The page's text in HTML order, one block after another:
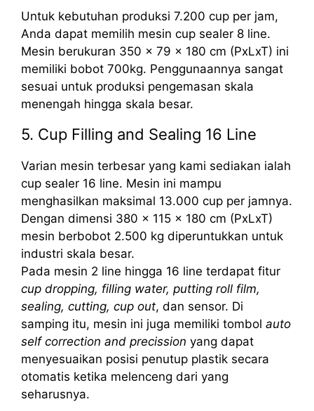
Untuk kebutuhan produksi 7.200 cup per jam,
Anda dapat memilih mesin cup sealer 8 line.
Mesin berukuran 350 x 79 x 180 cm (PxLxT) ini
memiliki bobot 700kg. Penggunaannya sangat
sesuai untuk produksi pengemasan skala
menengah hingga skala besar.
5. Cup Filling and Sealing 16 Line
Varian mesin terbesar yang kami sediakan ialah
cup sealer 16 line. Mesin ini mampu
menghasilkan maksimal 13.000 cup per jamnya.
Dengan dimensi 380 x 115 x 180 cm (PxLxT)
mesin berbobot 2.500 kg diperuntukkan untuk
industri skala besar.
Pada mesin 2 line hingga 16 line terdapat fitur
cup dropping, filling water, putting roll film,
sealing, cutting, cup out, dan sensor. Di
samping itu, mesin ini juga memiliki tombol auto
self correction and precission yang dapat
menyesuaikan posisi penutup plastik secara
otomatis ketika melenceng dari yang
seharusnya.